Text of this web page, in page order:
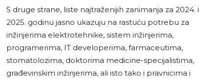
S druge strane, liste najtraženijih zanimanja za 2024. i
2025. godinu jasno ukazuju na rastuću potrebu za
inžinjerima elektrotehnike, sistem inžinjerima,
programerima, IT developerima, farmaceutima,
stomatolozima, doktorima medicine-specijalistima,
građevinskim inžinjerima, ali isto tako i pravnicima i